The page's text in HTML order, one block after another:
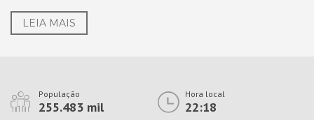
LEIA MAIS
População
255.483 mil
Hora local
22:18